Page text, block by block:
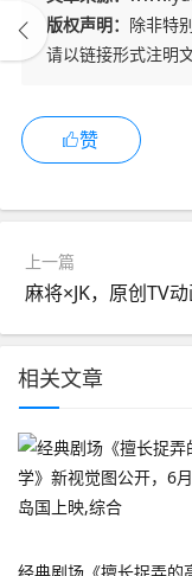
版权声明： 除非特
请以链接形式注明
赞
上一篇
相关文章